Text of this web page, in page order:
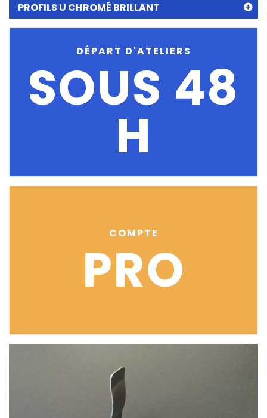
PROFILS U CHROMÉ BRILLANT
DÉPART D'ATELIERS
SOUS 48
H
COMPTE
PRO